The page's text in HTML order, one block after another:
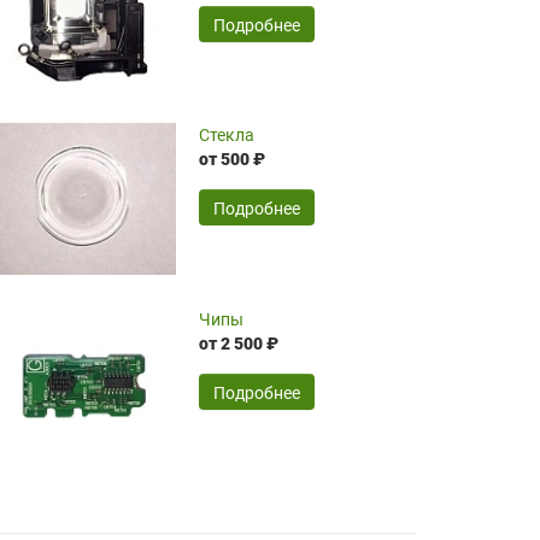
временные затраты по достаточно
оптимизированной стоимости, чему
чрезмерно благодарны!)))
SERGEY FOURSOV,24.04.2026
широкий ассортимент ламп, как оригиналов,
так и аналогов.Быстрое оформление и
передача в доставку, приемлемые цены. Мне
понравилось.
Читать полностью
16.04.2026
Подробнее
Стекла
от 500 ₽
Подробнее
Чипы
от 2 500 ₽
Подробнее